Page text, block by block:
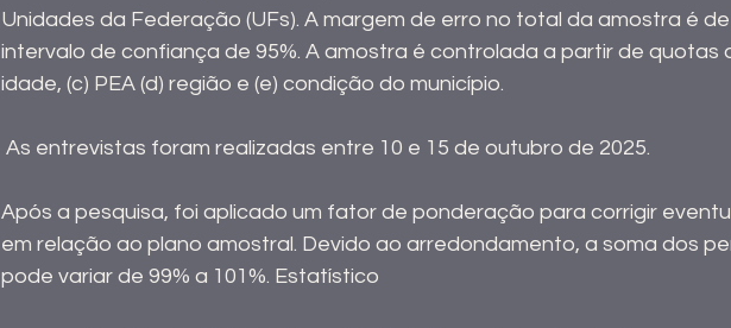
Unidades da Federação (UFs). A margem de erro no total da amostra é
intervalo de confiança de 95%. A amostra é controlada a partir de quotas
idade, (c) PEA (d) região e (e) condição do município.
As entrevistas foram realizadas entre 10 e 15 de outubro de 2025.
Após a pesquisa, foi aplicado um fator de ponderação para corrigir
em relação ao plano amostral. Devido ao arredondamento, a soma dos
pode variar de 99% a 101%. Estatístico